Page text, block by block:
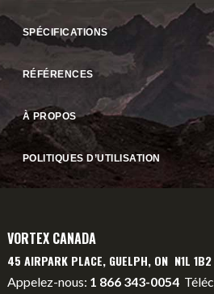
SPÉCIFICATIONS
RÉFÉRENCES
À PROPOS
POLITIQUES D’UTILISATION
VORTEX CANADA
45 AIRPARK PLACE, GUELPH, ON N1L
Appelez-nous: 1 866 343-0054